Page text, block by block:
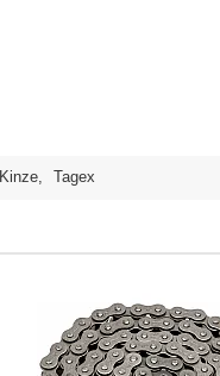
Kinze, Tagex